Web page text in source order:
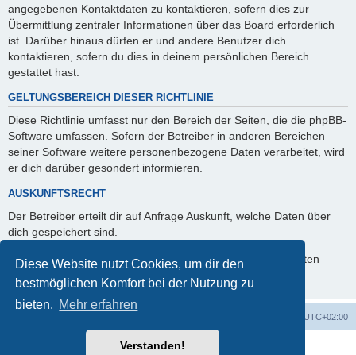
Diese Website nutzt Cookies, um dir den
bestmöglichen Komfort bei der Nutzung zu
bieten. Mehr erfahren
Verstanden!
angegebenen Kontaktdaten zu kontaktieren, sofern dies zur
Übermittlung zentraler Informationen über das Board erforderlich
ist. Darüber hinaus dürfen er und andere Benutzer dich
kontaktieren, sofern du dies in deinem persönlichen Bereich
gestattet hast.
GELTUNGSBEREICH DIESER RICHTLINIE
Diese Richtlinie umfasst nur den Bereich der Seiten, die die phpBB-
Software umfassen. Sofern der Betreiber in anderen Bereichen
seiner Software weitere personenbezogene Daten verarbeitet, wird
er dich darüber gesondert informieren.
AUSKUNFTSRECHT
Der Betreiber erteilt dir auf Anfrage Auskunft, welche Daten über
dich gespeichert sind.
Du kannst jederzeit die Löschung bzw. Sperrung deiner Daten
verlangen. Kontaktiere hierzu bitte den Betreiber.
UTC+02:00
Powered byphpBB® Forum Software © phpBB Limited